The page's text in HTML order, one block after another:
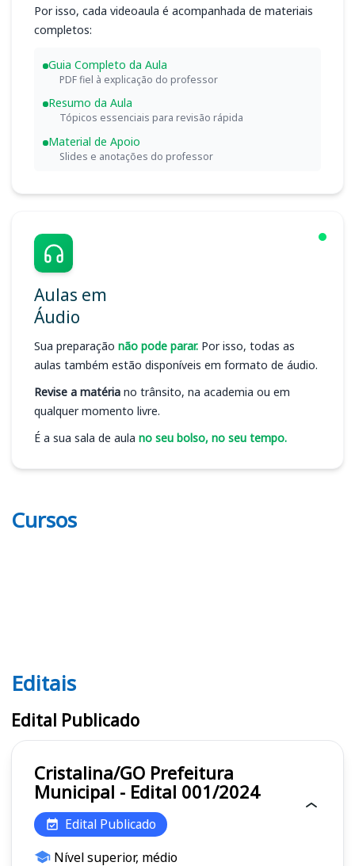
Por isso, cada videoaula é acompanhada de materiais
completos:
Guia Completo da Aula
PDF fiel à explicação do professor
Resumo da Aula
Tópicos essenciais para revisão rápida
Material de Apoio
Slides e anotações do professor
Aulas em
Áudio
Sua preparação não pode parar. Por isso, todas as
aulas também estão disponíveis em formato de áudio.
Revise a matéria no trânsito, na academia ou em
qualquer momento livre.
É a sua sala de aula no seu bolso, no seu tempo.
Cursos
Editais
Editais
Edital Publicado
Cristalina/GO Prefeitura
Municipal - Edital 001/2024
Edital Publicado
Nível superior, médio